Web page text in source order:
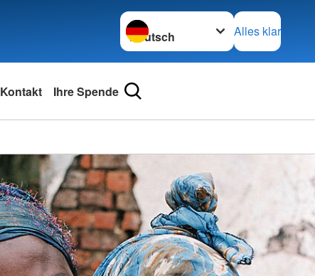
Sprache wechseln zu
Alles klar
Kontakt Ihre Spende